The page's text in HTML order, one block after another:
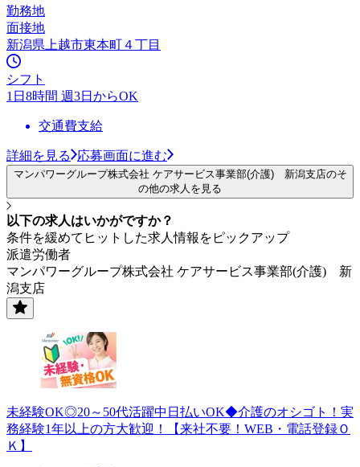
勤務地
面接地
新潟県上越市東本町４丁目
シフト
1日8時間 週3日からOK
交通費支給
詳細を見る 応募画面に進む
マンパワーグループ株式会社 ケアサービス事業部(介護) 新潟支店のそ
の他の求人を見る
以下の求人はいかがですか？
条件を緩めてヒットした求人情報をピックアップ
派遣労働者
マンパワーグループ株式会社 ケアサービス事業部(介護) 新
潟支店
未経験OK◎20～50代活躍中日払いOK◆介護のオシゴト！実
務経験1年以上の方大歓迎！【来社不要！WEB・電話登録Ｏ
Ｋ】